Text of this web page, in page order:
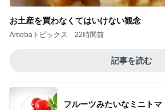
お土産を買わなくてはいけない観念
Amebaトピックス 22時間前
記事を読む
フルーツみたいなミニトマ